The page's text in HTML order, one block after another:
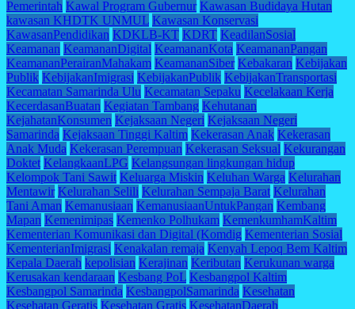
Pemerintah Kawal Program Gubernur Kawasan Budidaya Hutan
kawasan KHDTK UNMUL Kawasan Konservasi
KawasanPendidikan KDKLB-KT KDRT KeadilanSosial
Keamanan KeamananDigital KeamananKota KeamananPangan
KeamananPerairanMahakam KeamananSiber Kebakaran Kebijakan
Publik KebijakanImigrasi KebijakanPublik KebijakanTransportasi
Kecamatan Samarinda Ulu Kecamatan Sepaku Kecelakaan Kerja
KecerdasanBuatan Kegiatan Tambang Kehutanan
KejahatanKonsumen Kejaksaan Negeri Kejaksaan Negeri
Samarinda Kejaksaan Tinggi Kaltim Kekerasan Anak Kekerasan
Anak Muda Kekerasan Perempuan Kekerasan Seksual Kekurangan
Doktet KelangkaanLPG Kelangsungan lingkungan hidup
Kelompok Tani Sawit Keluarga Miskin Keluhan Warga Kelurahan
Mentawir Kelurahan Selili Kelurahan Sempaja Barat Kelurahan
Tani Aman Kemanusiaan KemanusiaanUntukPangan Kembang
Mapan Kemenimipas Kemenko Polhukam KemenkumhamKaltim
Kementerian Komunikasi dan Digital (Komdig Kementerian Sosial
KementerianImigrasi Kenakalan remaja Kenyah Lepoq Bem Kaltim
Kepala Daerah kepolisian Kerajinan Keributan Kerukunan warga
Kerusakan kendaraan Kesbang PoL Kesbangpol Kaltim
Kesbangpol Samarinda KesbangpolSamarinda Kesehatan
Kesehatan Geratis Kesehatan Gratis KesehatanDaerah